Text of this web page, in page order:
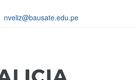
nveliz@bausate.edu.pe